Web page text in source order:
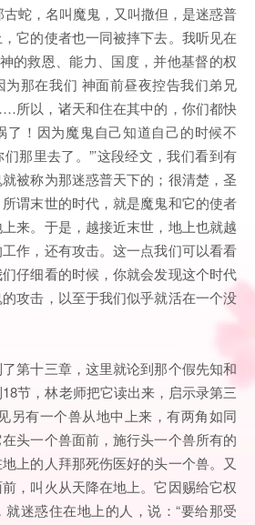
古蛇，名叫魔鬼，又叫撒但，是迷惑普
它的使者也一同被摔下去。我听见在
的救恩、能力、国度，并他基督的权
为那在我们 神面前昼夜控告我们弟兄
所以，诸天和住在其中的，你们都快
了！因为魔鬼自己知道自己的时候不
那里去了。”’这段经文，我们看到有
被称为那迷惑普天下的；很清楚，圣
谓末世的时代，就是魔鬼和它的使者
来。于是，越接近末世，地上也就越
作，还有攻击。这一点我们可以看看
仔细看的时候，你就会发现这个时代
攻击，以至于我们似乎就活在一个没
第十三章，这里就论到那个假先知和
节，林老师把它读出来，启示录第三
另有一个兽从地中上来，有两角如同
头一个兽面前，施行头一个兽所有的
上的人拜那死伤医好的头一个兽。又
，叫火从天降在地上。它因赐给它权
迷惑住在地上的人，说：“要给那受